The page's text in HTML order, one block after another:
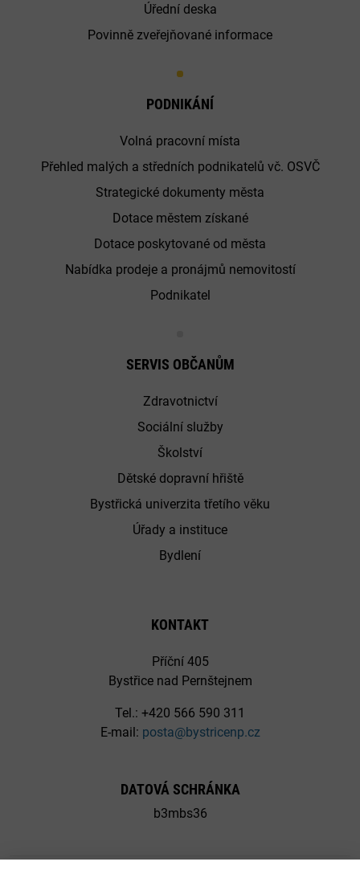
Úřední deska
Povinně zveřejňované informace
PODNIKÁNÍ
Volná pracovní místa
Přehled malých a středních podnikatelů vč. OSVČ
Strategické dokumenty města
Dotace městem získané
Dotace poskytované od města
Nabídka prodeje a pronájmů nemovitostí
Podnikatel
SERVIS OBČANŮM
Zdravotnictví
Sociální služby
Školství
Dětské dopravní hřiště
Bystřická univerzita třetího věku
Úřady a instituce
Bydlení
KONTAKT
Příční 405
Bystřice nad Pernštejnem
Tel.: +420 566 590 311
E-mail: posta@bystricenp.cz
DATOVÁ SCHRÁNKA
b3mbs36